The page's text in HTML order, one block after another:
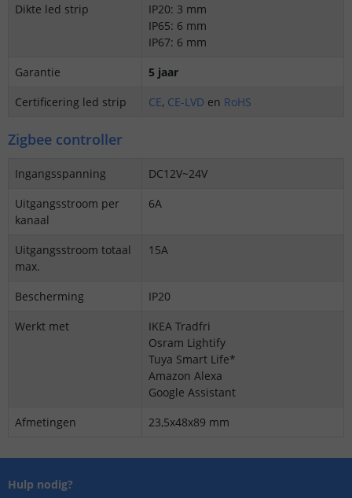
Dikte led strip
IP20: 3 mm
IP65: 6 mm
IP67: 6 mm
Garantie
5 jaar
Certificering led strip
CE, CE-LVD en RoHS
Zigbee controller
Ingangsspanning
DC12V~24V
Uitgangsstroom per
kanaal
6A
Uitgangsstroom totaal
max.
15A
Bescherming
IP20
Werkt met
IKEA Tradfri
Osram Lightify
Tuya Smart Life*
Amazon Alexa
Google Assistant
Afmetingen
23,5x48x89 mm
Hulp nodig?